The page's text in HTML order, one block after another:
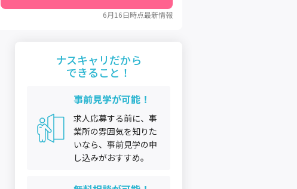
6月16日時点最新情報
ナスキャリだから
できること！
事前見学が可能！
求人応募する前に、事
業所の雰囲気を知りた
いなら、事前見学の申
し込みがおすすめ。